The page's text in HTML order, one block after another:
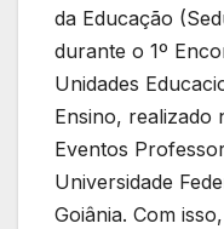
da Educação
durante o 1º
Unidades
Ensino, realizado
Eventos
Universidade
Goiânia. Com